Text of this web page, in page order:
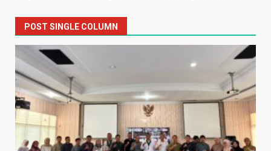
POST SINGLE COLUMN